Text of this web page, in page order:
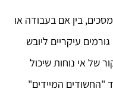
בין אם בעבודה או
עיקריים ליובש
של אי נוחות שיכול
"החשודים המיידים"